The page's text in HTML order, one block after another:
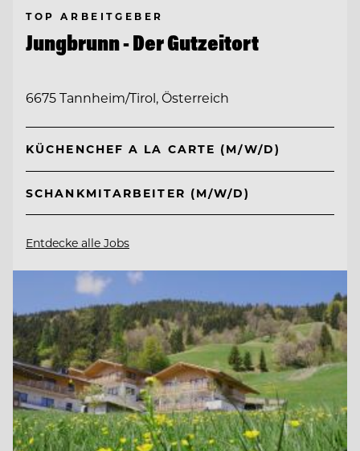
TOP ARBEITGEBER
Jungbrunn - Der Gutzeitort
6675 Tannheim/Tirol, Österreich
KÜCHENCHEF A LA CARTE (M/W/D)
SCHANKMITARBEITER (M/W/D)
Entdecke alle Jobs